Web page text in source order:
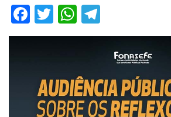
Facebook
TwitterWhatsApp